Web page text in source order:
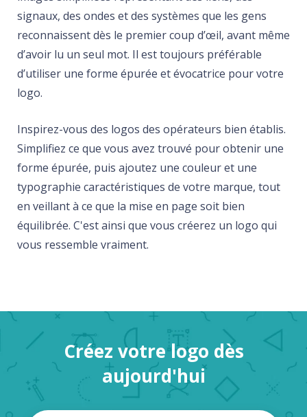
signaux, des ondes et des systèmes que les gens
reconnaissent dès le premier coup d’œil, avant même
d’avoir lu un seul mot. Il est toujours préférable
d’utiliser une forme épurée et évocatrice pour votre
logo.
Inspirez-vous des logos des opérateurs bien établis.
Simplifiez ce que vous avez trouvé pour obtenir une
forme épurée, puis ajoutez une couleur et une
typographie caractéristiques de votre marque, tout
en veillant à ce que la mise en page soit bien
équilibrée. C'est ainsi que vous créerez un logo qui
vous ressemble vraiment.
Créez votre logo dès
aujourd'hui